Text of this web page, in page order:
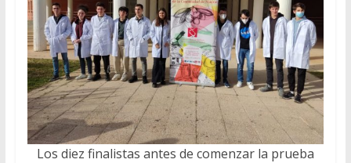
Los diez finalistas antes de comenzar la prueba